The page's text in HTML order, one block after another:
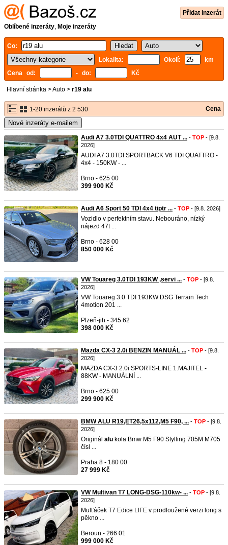
Přidat inzerát
Oblíbené inzeráty, Moje inzeráty
Co:
Lokalita:
Okolí:
km
Cena od:
- do: Kč
Hlavní stránka >Auto > r19 alu
1-20 inzerátů z 2 530 Cena
Nové inzeráty e-mailem
Audi A7 3.0TDI QUATTRO 4x4 AUT ... - TOP - [9.8.
2026]
AUDI A7 3.0TDI SPORTBACK V6 TDI QUATTRO -
4x4 - 150KW - ...
Brno - 625 00
399 900 Kč
Audi A6 Sport 50 TDI 4x4 tiptr ... - TOP - [9.8. 2026]
Vozidlo v perfektním stavu. Nebouráno, nízký
nájezd 47t ...
Brno - 628 00
850 000 Kč
VW Touareg 3.0TDI 193KW ,servi ... - TOP - [9.8.
2026]
VW Touareg 3.0 TDI 193KW DSG Terrain Tech
4motion 201 ...
Plzeň-jih - 345 62
398 000 Kč
Mazda CX-3 2.0i BENZIN MANUÁL ... - TOP - [9.8.
2026]
MAZDA CX-3 2.0i SPORTS-LINE 1.MAJITEL -
88KW - MANUÁLNÍ ...
Brno - 625 00
299 900 Kč
BMW ALU R19,ET26,5x112,M5 F90, ... - TOP - [9.8.
2026]
Originál alu kola Bmw M5 F90 Stylling 705M M705
čísl ...
Praha 8 - 180 00
27 999 Kč
VW Multivan T7 LONG-DSG-110kw- ... - TOP - [9.8.
2026]
Mulťáček T7 Edice LIFE v prodloužené verzi long s
pěkno ...
Beroun - 266 01
999 000 Kč